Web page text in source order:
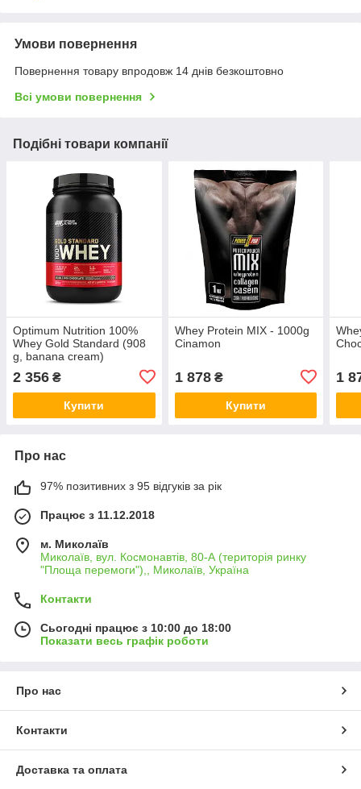
Умови повернення
Повернення товару впродовж 14 днів безкоштовно
Всі умови повернення
Подібні товари компанії
Optimum Nutrition 100%
Whey Gold Standard (908
g, banana cream)
2 356 ₴
Купити
Whey Protein MIX - 1000g
Cinamon
1 878₴
Купити
1
Про нас
97% позитивних з 95 відгуків за рік
Працює з 11.12.2018
м. Миколаїв
Миколаїв, вул. Космонавтів, 80-А (територія ринку
"Площа перемоги"),, Миколаїв, Україна
Контакти
Сьогодні працює з 10:00 до 18:00
Показати весь графік роботи
Про нас
Контакти
Доставка та оплата